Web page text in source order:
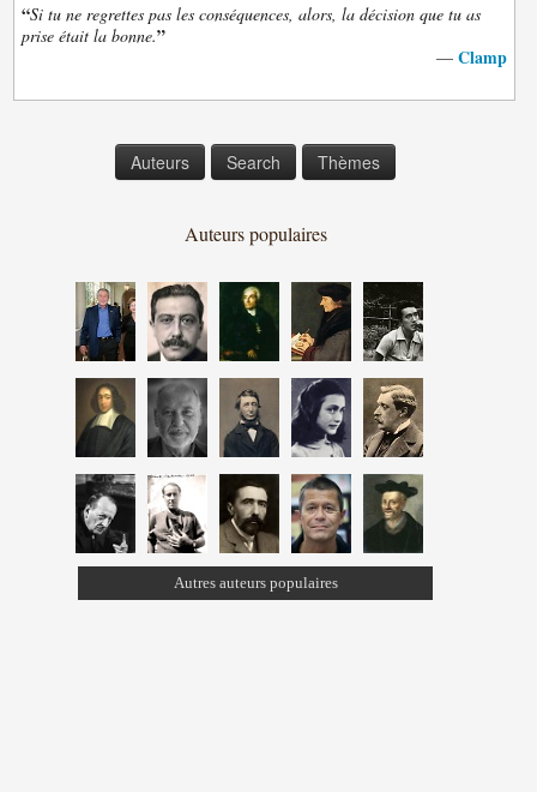
“Si tu ne regrettes pas les conséquences, alors, la décision que tu as
prise était la bonne.”
— Clamp
Auteurs Search Thèmes
Auteurs populaires
Autres auteurs populaires